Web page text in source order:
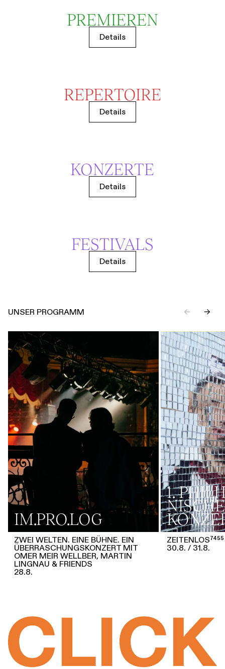
PREMIEREN
Details
REPERTOIRE
Details
KONZERTE
Details
FESTIVALS
Details
UNSER PROGRAMM ← →
IM.PRO.LOG
ZWEI WELTEN. EINE BÜHNE. EIN
ÜBERRASCHUNGSKONZERT MIT
OMER MEIR WELLBER, MARTIN
LINGNAU & FRIENDS
28.8.
1.
ZEITENLOS⁷⁴⁵⁵
30.8.
31.8.